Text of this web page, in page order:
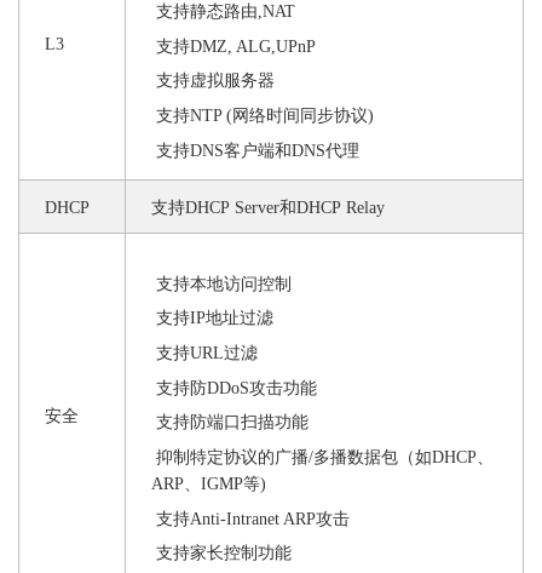
L3
支持静态路由 ,NAT
支持DMZ, ALG,UPnP
支持虚拟服务器
支持NTP (网络时间同步协议)
支持DNS客户端和DNS代理
DHCP 支持DHCP Server和DHCP Relay
安全
支持本地访问控制
支持IP地址过滤
支持URL过滤
支持防DDoS攻击功能
支持防端口扫描功能
抑制特定协议的广播/多播数据包（如DHCP、
ARP、IGMP等)
支持Anti-Intranet ARP攻击
支持家长控制功能